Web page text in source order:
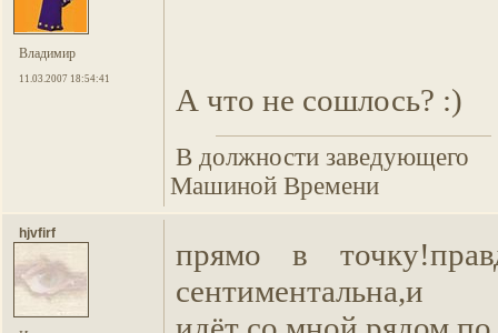
Владимир
11.03.2007 18:54:41
А что не сошлось? :)
В должности заведующего
Машиной Времени
hjvfirf
прямо в
сентиментальна,и